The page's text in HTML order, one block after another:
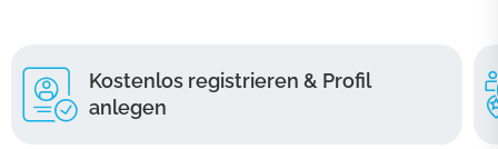
Kostenlos registrieren & Profil
anlegen